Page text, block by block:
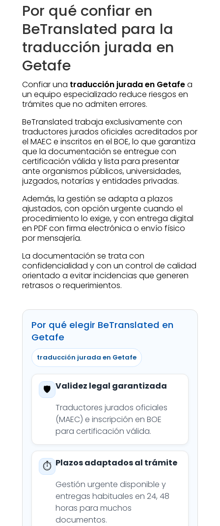
Por qué confiar en
BeTranslated para la
traducción jurada en
Getafe
Confiar una traducción jurada en Getafea
un equipo especializado reduce riesgos en
trámites que no admiten errores.
BeTranslated trabaja exclusivamente con
traductores jurados oficiales acreditados por
el MAEC e inscritos en el BOE, lo que garantiza
que la documentación se entregue con
certificación válida y lista para presentar
ante organismos públicos, universidades,
juzgados, notarías y entidades privadas.
Además, la gestión se adapta a plazos
ajustados, con opción urgente cuando el
procedimiento lo exige, y con entrega digital
en PDF con firma electrónica o envío físico
por mensajería.
La documentación se trata con
confidencialidad y con un control de calidad
orientado a evitar incidencias que generen
retrasos o requerimientos.
Por qué elegir BeTranslated en
Getafe
traducción jurada en Getafe
🛡️ Validez legal garantizada
Traductores jurados oficiales
(MAEC) e inscripción en BOE
para certificación válida.
⏱️ Plazos adaptados al trámite
Gestión urgente disponible y
entregas habituales en 24, 48
horas para muchos
documentos.